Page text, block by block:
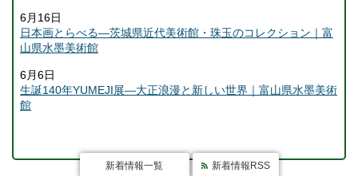
6月16日
日本画とらべる―茨城県近代美術館・珠玉のコレクション｜富
山県水墨美術館
6月6日
生誕140年YUMEJI展―大正浪漫と新しい世界｜富山県水墨美術
館
新着情報一覧 新着情報RSS